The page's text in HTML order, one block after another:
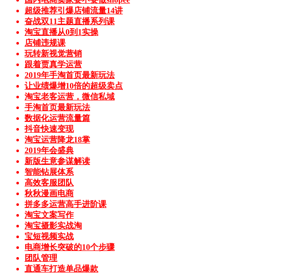
超级推荐引爆店铺流量14讲
奋战双11主题直播系列课
淘宝直播从0到1实操
店铺违规课
玩转新视觉营销
跟着贾真学运营
2019年手淘首页最新玩法
让业绩爆增10倍的超级卖点
淘宝老客运营，微信私域
手淘首页最新玩法
数据化运营流量篇
抖音快速变现
淘宝运营降龙18掌
2019年会盛典
新版生意参谋解读
智能钻展体系
高效客服团队
秋秋漫画电商
拼多多运营高手进阶课
淘宝文案写作
淘宝摄影实战淘
宝短视频实战
电商增长突破的10个步骤
团队管理
直通车打造单品爆款